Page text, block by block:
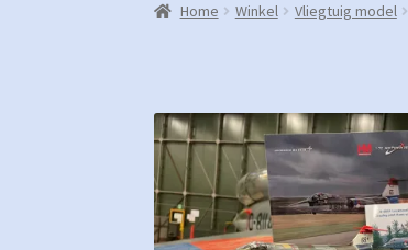
Home Winkel Vliegtuig model